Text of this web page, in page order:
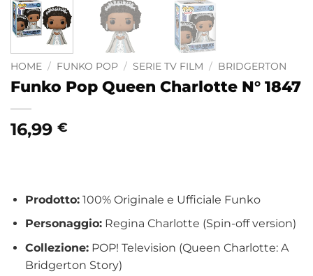
HOME / FUNKO POP / SERIE TV FILM / BRIDGERTON
Funko Pop Queen Charlotte N° 1847
16,99 €
Prodotto:100% Originale e Ufficiale Funko
Personaggio:Regina Charlotte (Spin-off version)
Collezione:POP! Television (Queen Charlotte: A
Bridgerton Story)